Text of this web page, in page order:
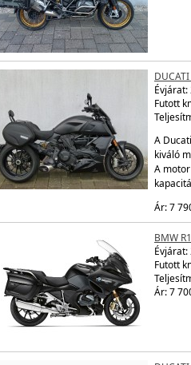
Évjárat:
Futott
A
kiváló
A
Ár: 7
BMW
Évjárat:
Futott
Ár: 7